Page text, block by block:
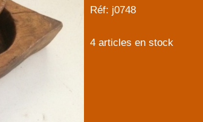
Réf: j0748
4 articles en stock